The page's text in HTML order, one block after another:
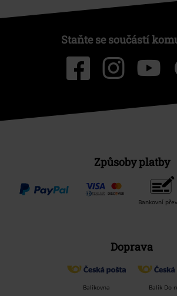
Staňte se součástí
Způsoby platby
Bankovní
Doprava
Balíkovna Balík Do